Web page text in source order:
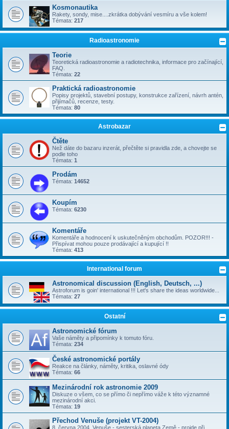
Kosmonautika
Rakety, sondy, mise....zkrátka dobývání vesmíru a vše kolem!
Témata: 217
Radioastronomie
Teorie
Teoretická radioastronomie a radiotechnika, informace pro začínající,
FAQ.
Témata: 22
Praktická radioastronomie
Popisy projektů, stavební postupy, konstrukce zařízení, návrh antén,
přijímačů, recenze, testy.
Témata: 80
Astrobazar
Čtěte
Než dáte do bazaru inzerát, přečtěte si pravidla zde, a chovejte se
podle toho
Témata: 1
Prodám
Témata: 14652
Koupím
Témata: 6230
Komentáře
Komentáře a hodnocení k uskutečněným obchodům. POZOR!!! -
Přispívat mohou pouze prodávající a kupující !!
Témata: 413
International forum
Astronomical discussion (English, Deutsch, ...)
Astroforum is goin' international !!! Let's share the ideas worldwide...
Témata: 27
Ostatní
Astronomické fórum
Vaše náměty a připomínky k tomuto fóru.
Témata: 234
České astronomické portály
Reakce na články, náměty, kritika, oslavné ódy
Témata: 66
Mezinárodní rok astronomie 2009
Diskuze o všem, co se přímo či nepřímo váže k této významné
mezinárodní akci.
Témata: 19
Přechod Venuše (projekt VT-2004)
8. června 2004, Venuše - sesterská planeta Země - projde při